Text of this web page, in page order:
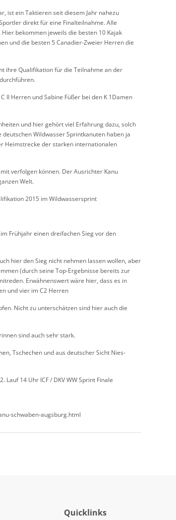
ist ein Taktieren seit diesem Jahr nahezu
direkt für eine Finalteilnahme. Alle
bekommen jeweils die besten 10 Kajak
und die besten 5 Canadier-Zweier Herren die
ihre Qualifikation für die Teilnahme an der
II Herren und Sabine Füßer bei den K 1Damen
und hier gehört viel Erfahrung dazu, solch
Wildwasser Sprintkanuten haben ja
Heimstrecke der starken internationalen
verfolgen können. Der Ausrichter Kanu
Welt.
2015 im Wildwassersprint
Frühjahr einen dreifachen Sieg vor den
hier den Sieg nicht nehmen lassen wollen, aber
(durch seine Top-Ergebnisse bereits zur
Erwähnenswert wäre hier, dass es in
und vier im C2 Herren
Nicht zu unterschätzen sind hier auch die
sind auch sehr stark.
Tschechen und aus deutscher Sicht Nies-
Lauf 14 Uhr ICF / DKV WW Sprint Finale
schwaben-augsburg.html
Quicklinks